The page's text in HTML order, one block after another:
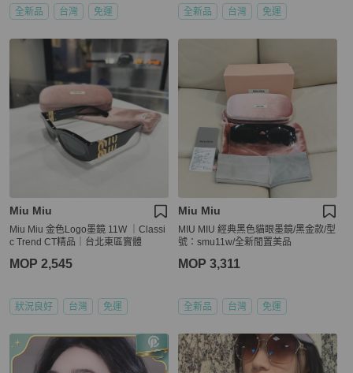
全新品 台灣 免運 全新品 台灣 免運
Miu Miu
Miu Miu 金色Logo墨鏡 11W ｜Classi
c Trend CT精品｜台北東區實體
MOP 2,545
狀況良好 台灣 免運
Miu Miu
MIU MIU 經典黑色貓眼墨鏡/黑金款/型
號：smu11w/全新閒置美品
MOP 3,311
全新品 台灣 免運